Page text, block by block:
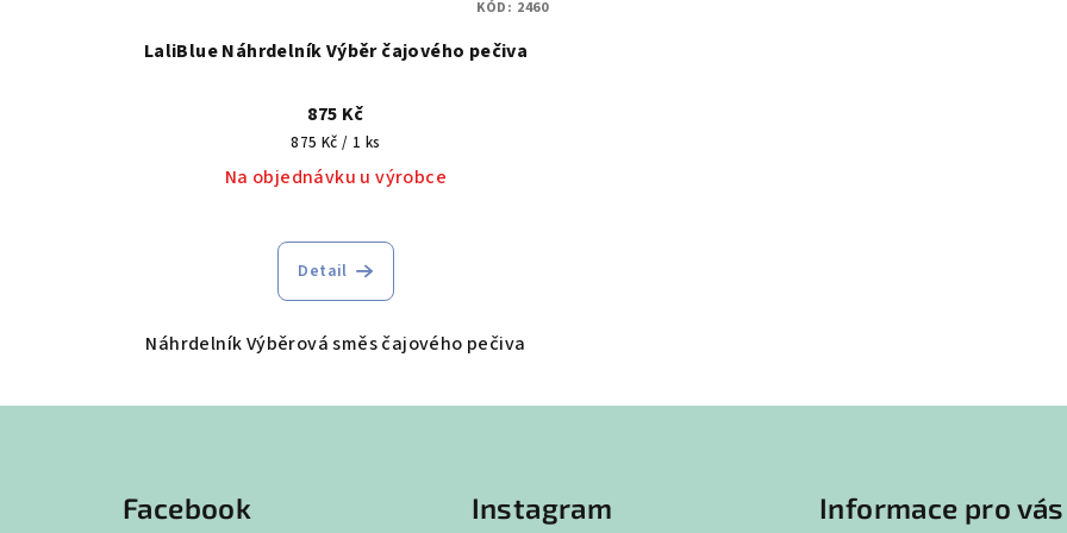
LaliBlue Náhrdelník Výběr čajového pečiva
875 Kč
Měrná
cena:
875 Kč / 1 ks
Na objednávku u výrobce
Detail
Náhrdelník Výběrová směs čajového pečiva
KÓD: 2460
Facebook Instagram Informace pro vás